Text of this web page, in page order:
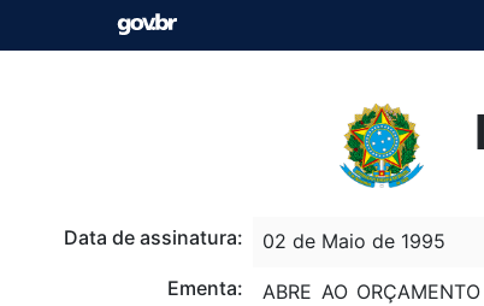
Data de assinatura:
02 de Maio de 1995
Ementa:
ABRE AO